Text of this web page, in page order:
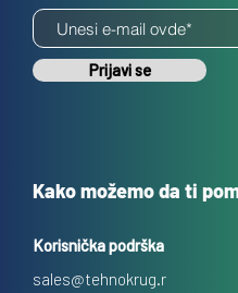
Prijavi se
Kako možemo da ti
Korisnička podrška
sales@tehnokrug.r